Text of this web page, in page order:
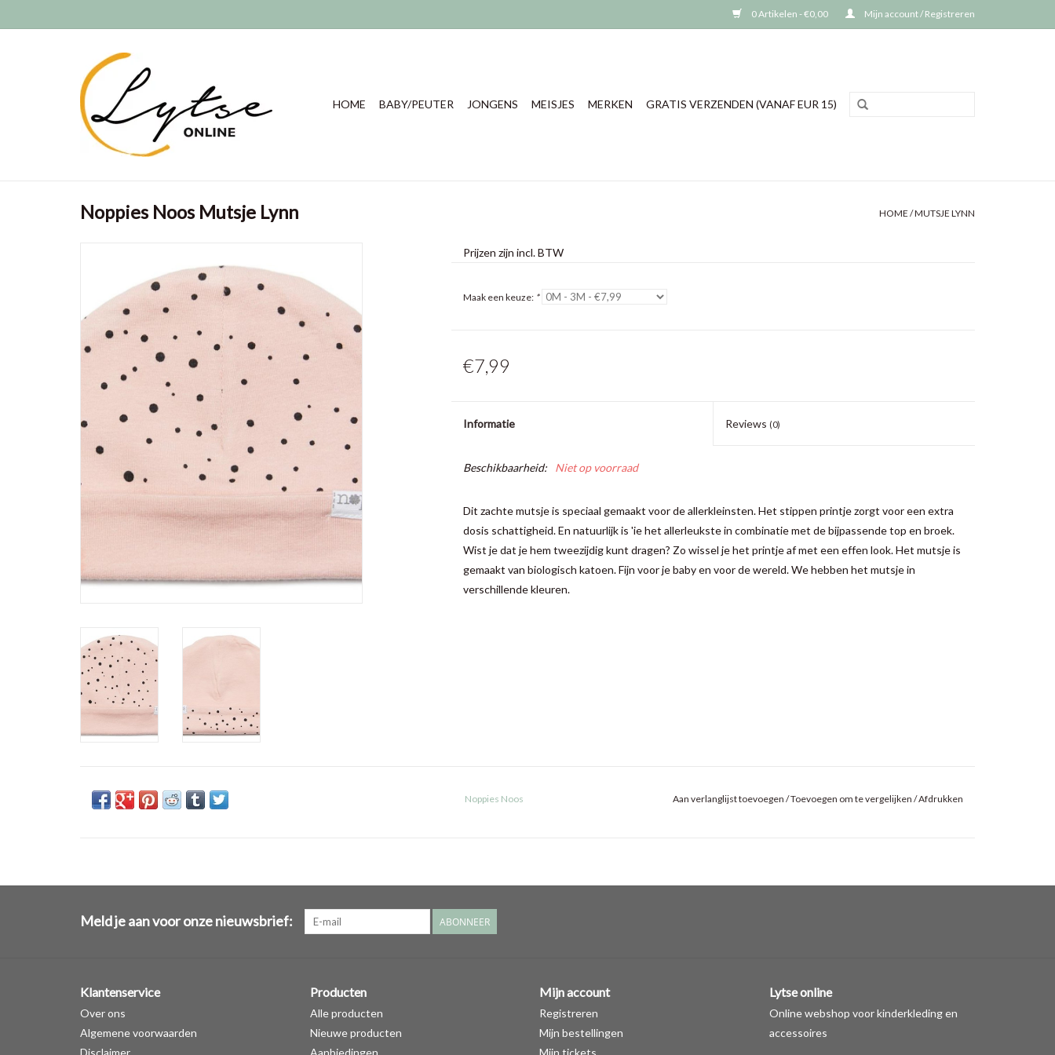
0 Artikelen - €0,00 Mijn account / Registreren
HOME BABY/PEUTER JONGENS MEISJES MERKEN GRATIS VERZENDEN (VANAF EUR 15)
Noppies Noos Mutsje Lynn HOME /MUTSJE LYNN
Prijzen zijn incl. BTW
Maak een keuze: *
€7,99
Informatie Reviews (0)
Beschikbaarheid: Niet op voorraad
Dit zachte mutsje is speciaal gemaakt voor de allerkleinsten. Het stippen printje zorgt voor een extra
dosis schattigheid. En natuurlijk is 'ie het allerleukste in combinatie met de bijpassende top en broek.
Wist je dat je hem tweezijdig kunt dragen? Zo wissel je het printje af met een effen look. Het mutsje is
gemaakt van biologisch katoen. Fijn voor je baby en voor de wereld. We hebben het mutsje in
verschillende kleuren.
Noppies Noos Aan verlanglijst toevoegen /Toevoegen om te vergelijken /Afdrukken
Meld je aan voor onze nieuwsbrief: ABONNEER
Klantenservice
Over ons
Algemene voorwaarden
Disclaimer
Producten
Alle producten
Nieuwe producten
Aanbiedingen
Mijn account
Registreren
Mijn bestellingen
Mijn tickets
Lytse online
Online webshop voor kinderkleding en
accessoires